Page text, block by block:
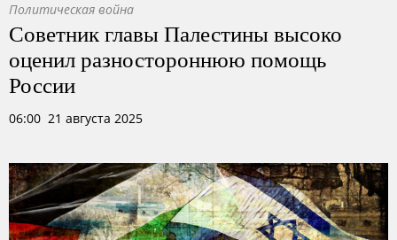
Политическая война
Советник главы Палестины высоко
оценил разностороннюю помощь
России
06:00 21 августа 2025